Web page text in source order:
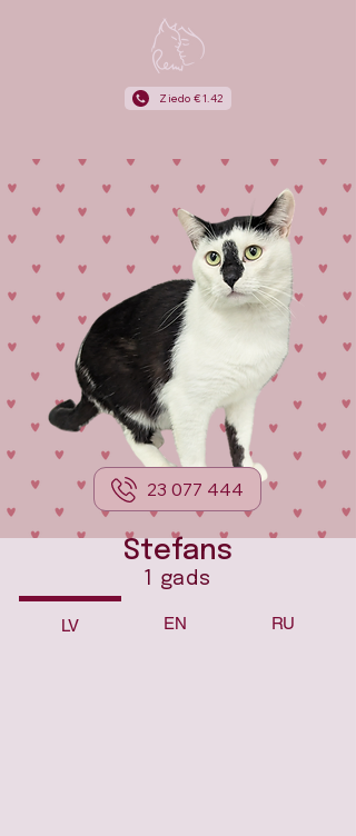
Ziedo €1.42
LV EN RU
23 077 444
Stefans
1 gads